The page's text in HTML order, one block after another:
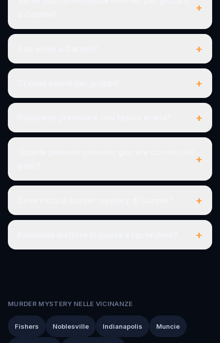
+
+
+
+
+
+
+
MURDER MYSTERY NELLE VICINANZE
Fishers Noblesville Indianapolis Muncie